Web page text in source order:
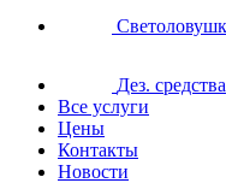
Дез. средства
Все услуги
Цены
Контакты
Новости